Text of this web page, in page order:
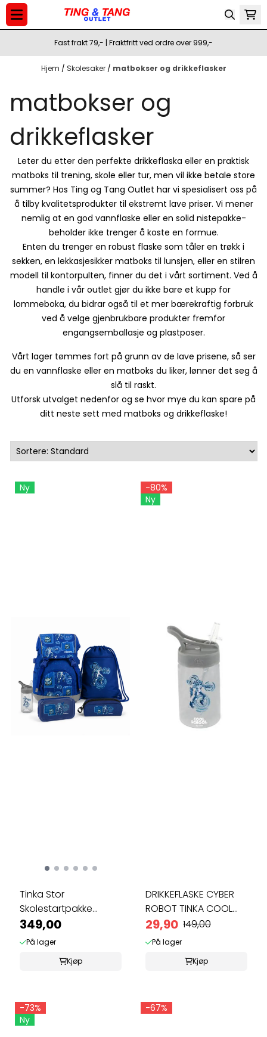
Hopp til innhold
Fast frakt 79,- | Fraktfritt ved ordre over 999,-
Hjem / Skolesaker / matbokser og drikkeflasker
matbokser og
drikkeflasker
Leter du etter den perfekte drikkeflaska eller en praktisk
matboks til trening, skole eller tur, men vil ikke betale store
summer? Hos Ting og Tang Outlet har vi spesialisert oss på
å tilby kvalitetsprodukter til ekstremt lave priser. Vi mener
nemlig at en god vannflaske eller en solid nistepakke-
beholder ikke trenger å koste en formue.
Enten du trenger en robust flaske som tåler en trøkk i
sekken, en lekkasjesikker matboks til lunsjen, eller en stilren
modell til kontorpulten, finner du det i vårt sortiment. Ved å
handle i vår outlet gjør du ikke bare et kupp for
lommeboka, du bidrar også til et mer bærekraftig forbruk
ved å velge gjenbrukbare produkter fremfor
engangsemballasje og plastposer.
Vårt lager tømmes fort på grunn av de lave prisene, så ser
du en vannflaske eller en matboks du liker, lønner det seg å
slå til raskt.
Utforsk utvalget nedenfor og se hvor mye du kan spare på
ditt neste sett med matboks og drikkeflaske!
Ny
Tinka Stor
Skolestartpakke
5deler | Cyber Robot |
...
349,00
På lager
Kjøp
-80%
Ny
DRIKKEFLASKE CYBER
ROBOT TINKA COOL
SCHOOL
29,90 149,00
På lager
Kjøp
-73%
Ny
-67%